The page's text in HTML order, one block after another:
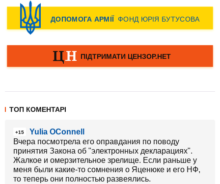
ТОП КОМЕНТАРІ
+15
Yulia OConnell
Вчера посмотрела его оправдания по поводу
принятия Закона об "электронных декларациях".
Жалкое и омерзительное зрелище. Если раньше у
меня были какие-то сомнения о Яценюке и его НФ,
то теперь они полностью развеялись.